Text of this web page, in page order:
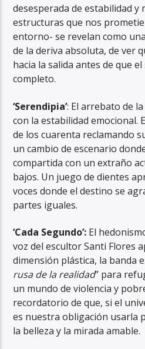
desesperada de estabilidad y
estructuras que nos
entorno- se revelan como
de la deriva absoluta, de ver
hacia la salida antes de que
completo.
‘Serendipia’: El arrebato de
con la estabilidad emocional.
de los cuarenta reclamando
un cambio de escenario
compartida con un extraño
bajos. Un juego de dientes
voces donde el destino se
partes iguales.
‘Cada Segundo’: El
voz del escultor Santi Flores
dimensión plástica, la banda
rusa de la realidad” para
un mundo de violencia y
recordatorio de que, si el
es nuestra obligación usarla
la belleza y la mirada amable.